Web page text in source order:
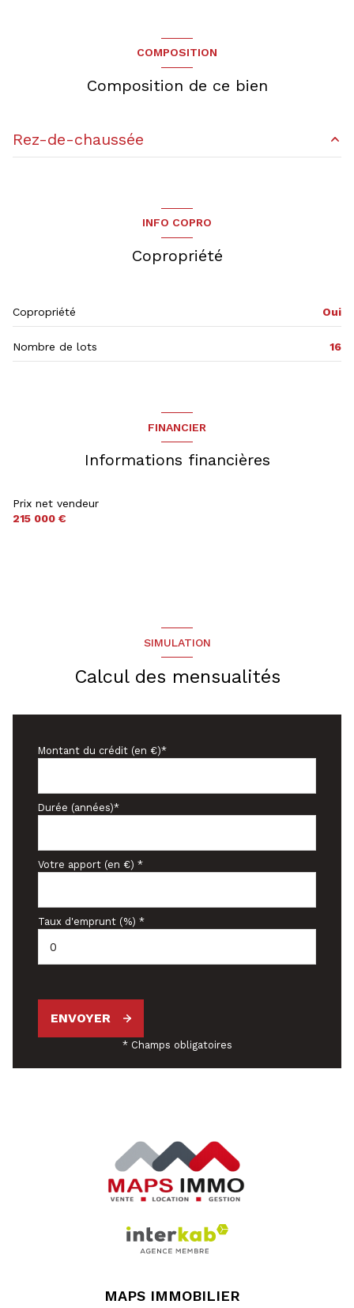
COMPOSITION
Composition de ce bien
Rez-de-chaussée
INFO COPRO
Copropriété
Copropriété Oui
Nombre de lots 16
FINANCIER
Informations financières
Prix net vendeur
215 000 €
SIMULATION
Calcul des mensualités
Montant du crédit (en €)*
Durée (années)*
Votre apport (en €) *
Taux d'emprunt (%) *
ENVOYER
* Champs obligatoires
MAPS IMMOBILIER